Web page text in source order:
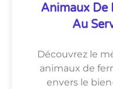
Animaux De
Au
Découvrez le
animaux de
envers le